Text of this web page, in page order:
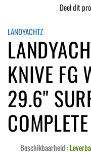
Deel dit
LANDYACHTZ
KNIVE FG
29.6"
COMPLETE
Beschikbaarheid :